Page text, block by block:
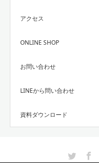
アクセス
ONLINE SHOP
お問い合わせ
LINEから問い合わせ
資料ダウンロード
Instagram